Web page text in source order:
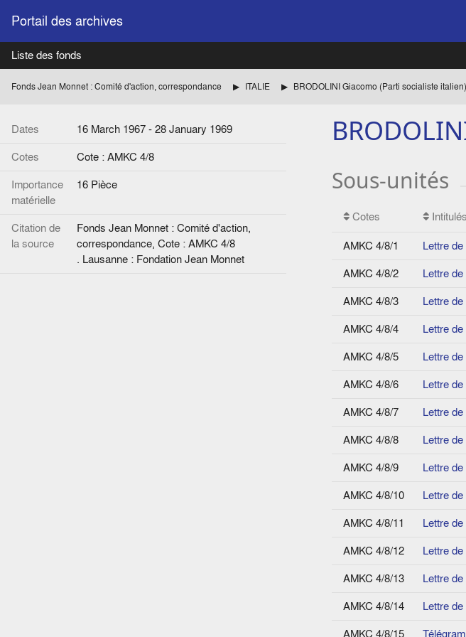
Portail des archives
Liste des fonds
Fonds Jean Monnet : Comité d'action, correspondance ITALIE BRODOLINI Giacomo (Parti socialiste italien)
Dates
16 March 1967 - 28 January 1969
Cotes
Cote : AMKC 4/8
Importance
matérielle
16 Pièce
Citation de
la source
Fonds Jean Monnet : Comité d'action,
correspondance, Cote : AMKC 4/8
. Lausanne : Fondation Jean Monnet
Sous-unités
Cotes Intitulés
AMKC 4/8/1
Lettre
AMKC 4/8/2
Lettre
AMKC 4/8/3
Lettre
AMKC 4/8/4
Lettre
AMKC 4/8/5
Lettre
AMKC 4/8/6
Lettre
AMKC 4/8/7
Lettre
AMKC 4/8/8
Lettre
AMKC 4/8/9
Lettre
AMKC 4/8/10
Lettre
AMKC 4/8/11
Lettre
AMKC 4/8/12
Lettre
AMKC 4/8/13
Lettre
AMKC 4/8/14
Lettre